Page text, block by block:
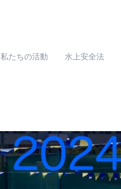
私たちの活動 水上安全法